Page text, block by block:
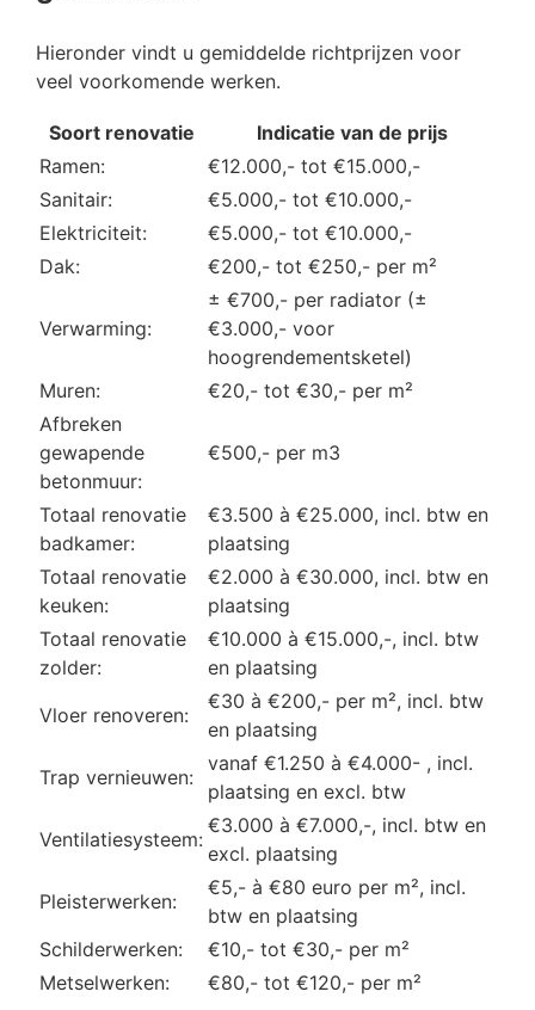
Hieronder vindt u gemiddelde richtprijzen voor
veel voorkomende werken.
Soort renovatie
Indicatie van de prijs
Ramen:
€12.000,- tot €15.000,-
Sanitair:
€5.000,- tot €10.000,-
Elektriciteit:
€5.000,- tot €10.000,-
Dak:
€200,- tot €250,- per m²
Verwarming:
± €700,- per radiator (±
€3.000,- voor
hoogrendementsketel)
Muren:
€20,- tot €30,- per m²
Afbreken
gewapende
betonmuur:
€500,- per m3
Totaal renovatie
badkamer:
€3.500 à €25.000, incl. btw en
plaatsing
Totaal renovatie
keuken:
€2.000 à €30.000, incl. btw en
plaatsing
Totaal renovatie
zolder:
€10.000 à €15.000,-, incl. btw
en plaatsing
Vloer renoveren:
€30 à €200,- per m², incl. btw
en plaatsing
Trap vernieuwen:
vanaf €1.250 à €4.000- , incl.
plaatsing en excl. btw
Ventilatiesysteem:
€3.000 à €7.000,-, incl. btw en
excl. plaatsing
Pleisterwerken:
€5,- à €80 euro per m², incl.
btw en plaatsing
Schilderwerken:
€10,- tot €30,- per m²
Metselwerken:
€80,- tot €120,- per m²